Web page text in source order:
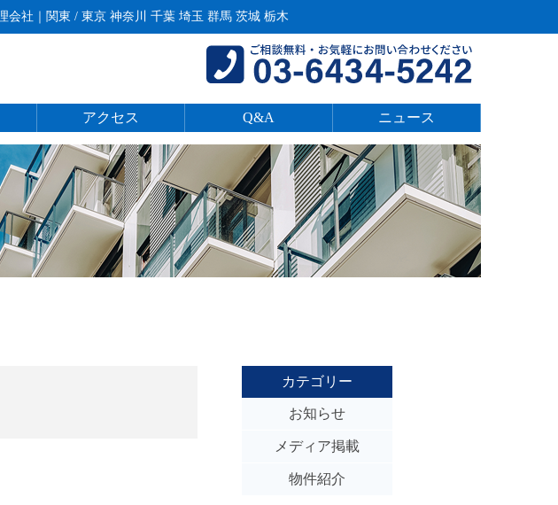
会社｜関東 / 東京 神奈川 千葉 埼玉 群馬 茨城 栃木
アクセス Q&A ニュース
カテゴリー
お知らせ
メディア掲載
物件紹介